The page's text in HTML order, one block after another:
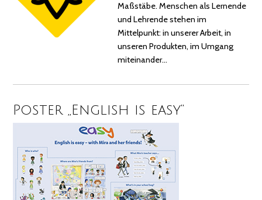
Maßstäbe. Menschen als Lernende
und Lehrende stehen im
Mittelpunkt: in unserer Arbeit, in
unseren Produkten, im Umgang
miteinander…
Poster „English is easy“